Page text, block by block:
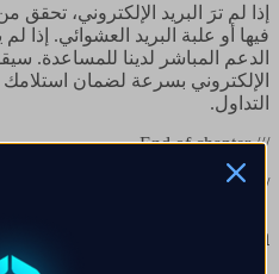
إذا لم ترَ البريد الإلكتروني،
فيها أو علبة البريد العشوائي. إذا
الدعم المباشر لدينا للمساعدة.
الإلكتروني بسرعة لضمان
التداول.
/// End of chapter
/// Continue reading
Next chapters in